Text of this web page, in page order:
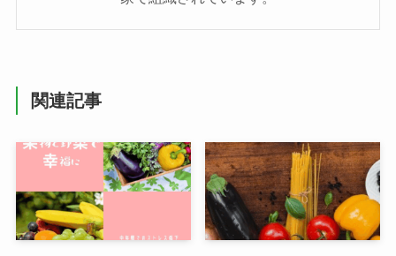
関連記事